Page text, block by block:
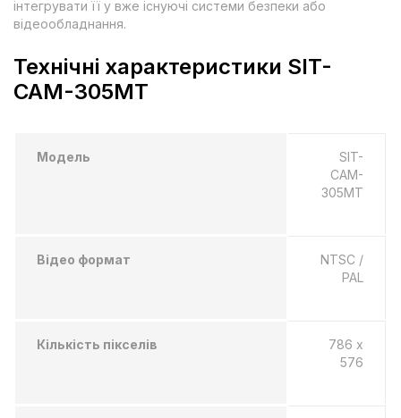
інтегрувати її у вже існуючі системи безпеки або
відеообладнання.
Технічні характеристики SIT-
CAM-305MT
Модель
SIT-
CAM-
305MT
Відео формат
NTSC /
PAL
Кількість пікселів
786 x
576